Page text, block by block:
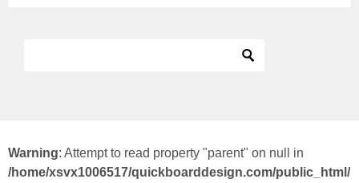
Warning: Attempt to read property "parent" on null in
/home/xsvx1006517/quickboarddesign.com/public_html/